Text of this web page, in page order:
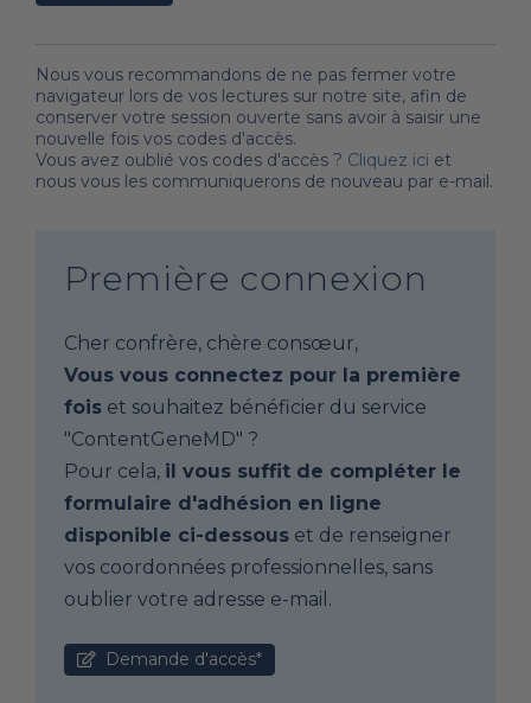
Nous vous recommandons de ne pas fermer votre
navigateur lors de vos lectures sur notre site, afin de
conserver votre session ouverte sans avoir à saisir une
nouvelle fois vos codes d'accès.
Vous avez oublié vos codes d'accès ? Cliquez ici et
nous vous les communiquerons de nouveau par e-mail.
Première connexion
Cher confrère, chère consœur,
Vous vous connectez pour la première
fois et souhaitez bénéficier du service
"ContentGeneMD" ?
Pour cela, il vous suffit de compléter le
formulaire d'adhésion en ligne
disponible ci-dessous et de renseigner
vos coordonnées professionnelles, sans
oublier votre adresse e-mail.
Demande d'accès*